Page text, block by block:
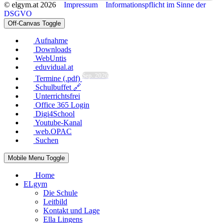
© elgym.at 2026 Impressum
Informationspflicht im Sinne der
DSGVO
Off-Canvas Toggle
Aufnahme
Downloads
WebUntis
eduvidual.at
Termine (.pdf) Sep. 2026
Schulbuffet 🔗
Unterrichtsfrei
Office 365 Login
Digi4School
Youtube-Kanal
web.OPAC
Suchen
Mobile Menu Toggle
Home
ELgym
Die Schule
Leitbild
Kontakt und Lage
Ella Lingens